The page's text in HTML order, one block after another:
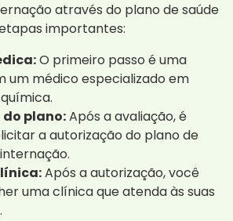
através do plano de saúde
importantes:
O primeiro passo é uma
um médico especializado em
plano:Após a avaliação, é
a autorização do plano de
Após a autorização, você
uma clínica que atenda às suas